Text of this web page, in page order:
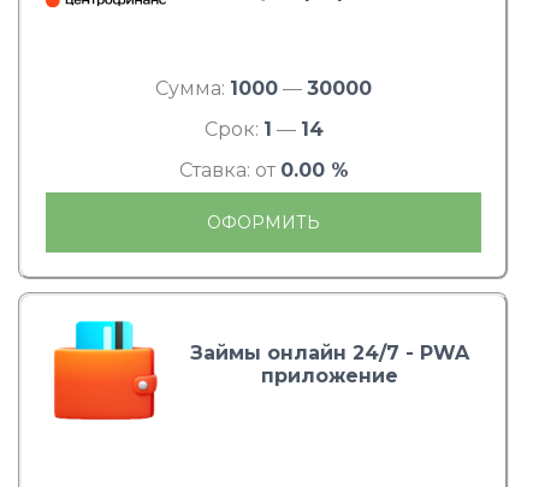
Сумма: 1000 — 30000
Срок: 1 — 14
Ставка: от 0.00 %
ОФОРМИТЬ
Займы онлайн 24/7 - PWA
приложение